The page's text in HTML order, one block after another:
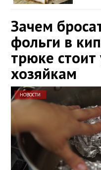
Зачем
фольги в
трюке стоит
хозяйкам
НОВОСТИ